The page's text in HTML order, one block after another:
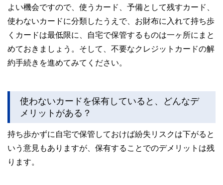
よい機会ですので、使うカード、予備として残すカード、
使わないカードに分類したうえで、お財布に入れて持ち歩
くカードは最低限に、自宅で保管するものは一ヶ所にまと
めておきましょう。そして、不要なクレジットカードの解
約手続きを進めてみてください。
使わないカードを保有していると、どんなデ
メリットがある？
持ち歩かずに自宅で保管しておけば紛失リスクは下がると
いう意見もありますが、保有することでのデメリットは残
ります。